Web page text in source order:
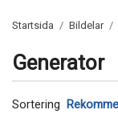
Startsida / Bildelar /
Generator
Sortering